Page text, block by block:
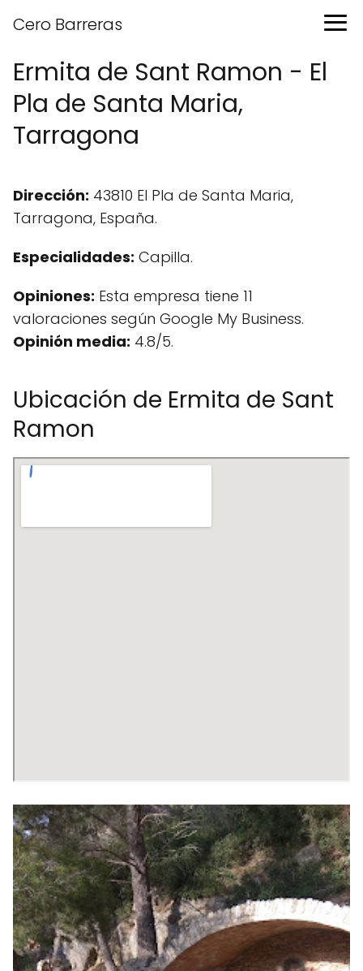
Cero Barreras
Ermita de Sant Ramon - El
Pla de Santa Maria,
Tarragona
Dirección: 43810 El Pla de Santa Maria,
Tarragona, España.
Especialidades: Capilla.
Opiniones: Esta empresa tiene 11
valoraciones según Google My Business.
Opinión media: 4.8/5.
Ubicación de Ermita de Sant
Ramon